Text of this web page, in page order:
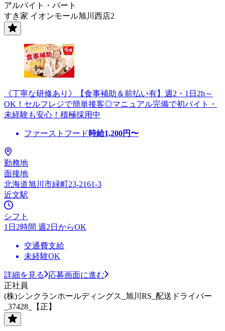
アルバイト・パート
すき家 イオンモール旭川西店2
《丁寧な研修あり》【食事補助＆前払い有】週2・1日2h～
OK！セルフレジで簡単接客◎マニュアル完備で初バイト・
未経験も安心！積極採用中
ファーストフード 時給1,200円〜
勤務地
面接地
北海道旭川市緑町23-2161-3
近文駅
シフト
1日2時間 週2日からOK
交通費支給
未経験OK
詳細を見る
応募画面に進む
正社員
(株)シンクランホールディングス_旭川RS_配送ドライバー
_37428_【正】